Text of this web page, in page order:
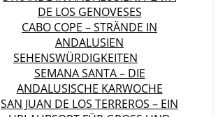
DE LOS GENOVESES
CABO COPE – STRÄNDE IN
ANDALUSIEN
SEHENSWÜRDIGKEITEN
SEMANA SANTA – DIE
ANDALUSISCHE KARWOCHE
SAN JUAN DE LOS TERREROS – EIN